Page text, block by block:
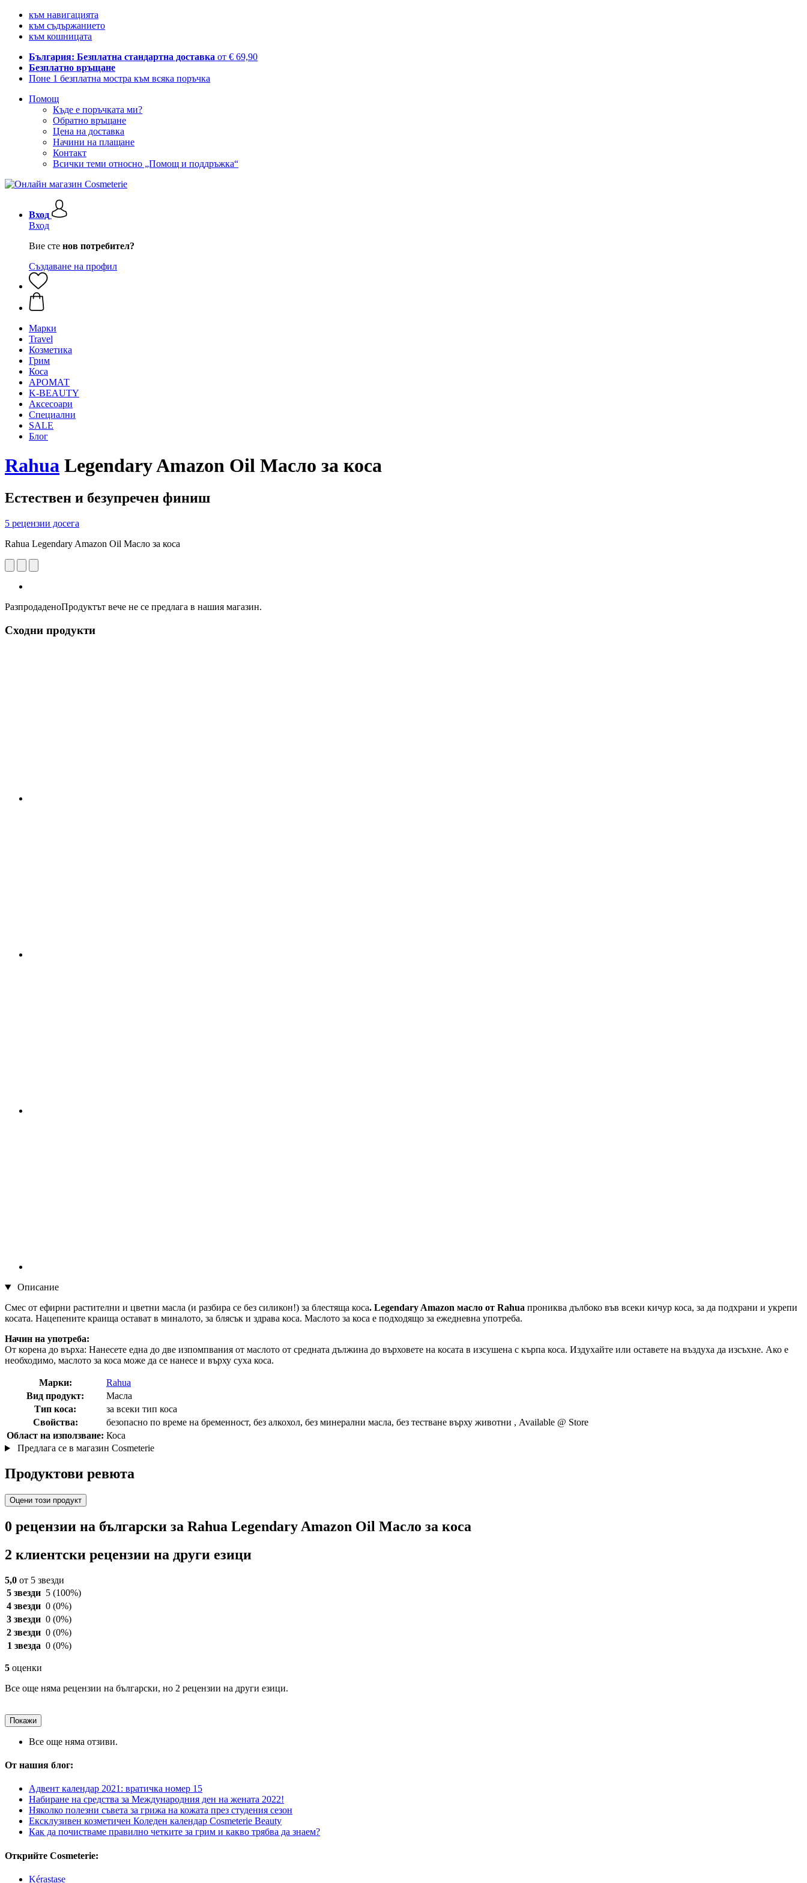
към навигацията
към съдържанието
към кошницата
България: Безплатна стандартна доставка от € 69,90
Безплатно връщане
Поне 1 безплатна мостра към всяка поръчка
Помощ
Къде е поръчката ми?
Обратно връщане
Цена на доставка
Начини на плащане
Контакт
Всички теми относно „Помощ и поддръжка“
Вход
Вход
Вие сте нов потребител?
Създаване на профил
Mарки
Travel
Козметика
Грим
Коса
АРОМАТ
K-BEAUTY
Аксесоари
Специални
SALE
Блог
Rahua Legendary Amazon Oil Масло за коса
Естествен и безупречен финиш
5 рецензии досега
Rahua Legendary Amazon Oil Масло за коса
РазпродаденоПродуктът вече не се предлага в нашия магазин.
Сходни продукти
Описание
Смес от ефирни растителни и цветни масла (и разбира се без силикон!) за блестяща коса. Legendary Amazon масло от Rahua прониква дълбоко във всеки кичур коса, за да подхрани и укрепи
косата. Нацепените краища остават в миналото, за блясък и здрава коса. Маслото за коса е подходящо за ежедневна употреба.
Начин на употреба:
От корена до върха: Нанесете една до две изпомпвания от маслото от средната дължина до върховете на косата в изсушена с кърпа коса. Издухайте или оставете на въздуха да изсъхне. Ако е
необходимо, маслото за коса може да се нанесе и върху суха коса.
Марки:
Rahua
Вид продукт:
Масла
Тип коса:
за всеки тип коса
Свойства:
безопасно по време на бременност, без алкохол, без минерални масла, без тестване върху животни , Available @ Store
Област на използване: Коса
Предлага се в магазин Cosmeterie
Продуктови ревюта
Оцени този продукт
0 рецензии на български за Rahua Legendary Amazon Oil Масло за коса
2 клиентски рецензии на други езици
5,0 от 5 звезди
5 звезди 5 (100%)
4 звезди 0 (0%)
3 звезди 0 (0%)
2 звезди 0 (0%)
1 звезда 0 (0%)
5 оценки
Все още няма рецензии на български, но 2 рецензии на други езици.
Покажи
Все още няма отзиви.
От нашия блог:
Адвент календар 2021: вратичка номер 15
Набиране на средства за Международния ден на жената 2022!
Няколко полезни съвета за грижа на кожата през студения сезон
Ексклузивен козметичен Коледен календар Cosmeterie Beauty
Как да почистваме правилно четките за грим и какво трябва да знаем?
Открийте Cosmeterie:
Kérastase